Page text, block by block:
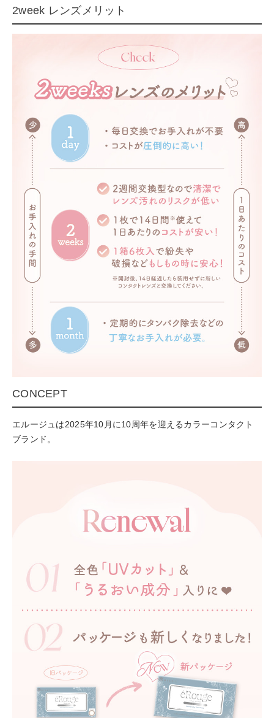
2week レンズメリット
CONCEPT
エルージュは2025年10月に10周年を迎えるカラーコンタクト
ブランド。